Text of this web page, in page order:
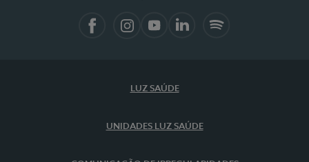
LUZ SAÚDE
UNIDADES LUZ SAÚDE